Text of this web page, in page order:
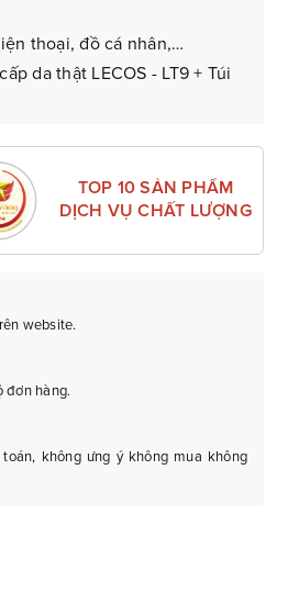
thoại, đồ cá nhân,…
da thật LECOS - LT9 + Túi
TOP 10 SẢN PHẨM
DỊCH VỤ CHẤT LƯỢNG
website.
đơn hàng.
không ưng ý không mua không